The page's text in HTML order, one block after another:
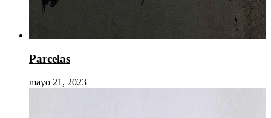
Parcelas
mayo 21, 2023